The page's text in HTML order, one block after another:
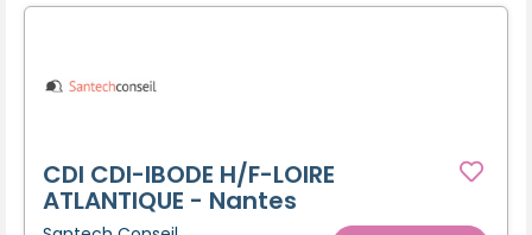
CDI CDI-IBODE H/F-LOIRE
ATLANTIQUE - Nantes